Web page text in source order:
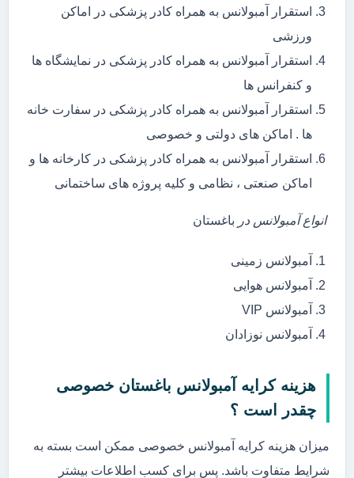
استقرار آمبولانس به همراه کادر پزشکی در اماکن
ورزشی
استقرار آمبولانس به همراه کادر پزشکی در نمایشگاه ها
و کنفرانس ها
استقرار آمبولانس به همراه کادر پزشکی در سفارت خانه
ها . اماکن های دولتی و خصوصی
استقرار آمبولانس به همراه کادر پزشکی در کارخانه ها و
اماکن صنعتی ، نظامی و کلیه پروژه های ساختمانی
انواع آمبولانس در باغستان
آمبولانس زمینی
آمبولانس هوایی
آمبولانس VIP
آمبولانس نوزادان
هزینه کرایه آمبولانس باغستان خصوصی
چقدر است ؟
میزان هزینه کرایه آمبولانس خصوصی ممکن است بسته به
شرایط متفاوت باشد. پس برای کسب اطلاعات بیشتر